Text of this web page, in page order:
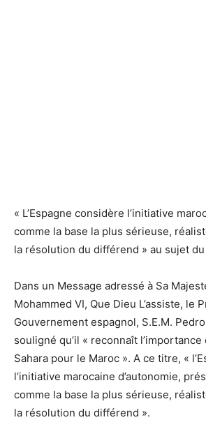
« L’Espagne considère l’initiative
comme la base la plus sérieuse,
la résolution du différend » au sujet du
Dans un Message adressé à Sa
Mohammed VI, Que Dieu L’assiste, le
Gouvernement espagnol, S.E.M.
souligné qu’il « reconnaît
Sahara pour le Maroc ». A ce titre, «
l’initiative marocaine d’autonomie,
comme la base la plus sérieuse,
la résolution du différend ».